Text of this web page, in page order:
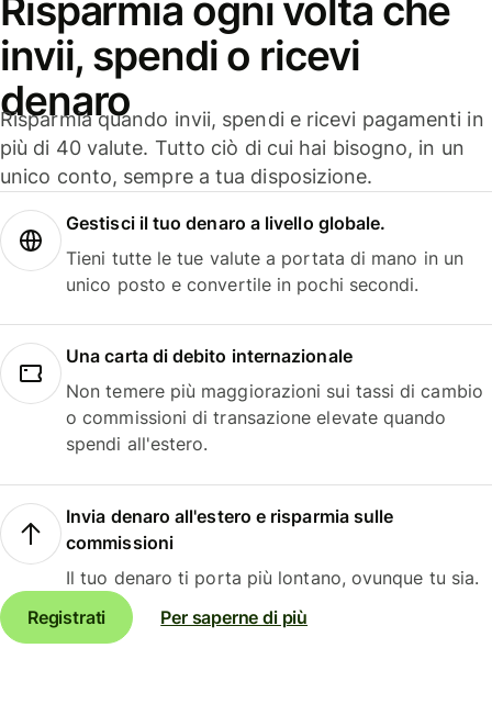
Risparmia ogni volta che
invii, spendi o ricevi
denaro
Risparmia quando invii, spendi e ricevi pagamenti in
più di 40 valute. Tutto ciò di cui hai bisogno, in un
unico conto, sempre a tua disposizione.
Gestisci il tuo denaro a livello globale.
Tieni tutte le tue valute a portata di mano in un
unico posto e convertile in pochi secondi.
Una carta di debito internazionale
Non temere più maggiorazioni sui tassi di cambio
o commissioni di transazione elevate quando
spendi all'estero.
Invia denaro all'estero e risparmia sulle
commissioni
Il tuo denaro ti porta più lontano, ovunque tu sia.
Registrati
Per saperne di più